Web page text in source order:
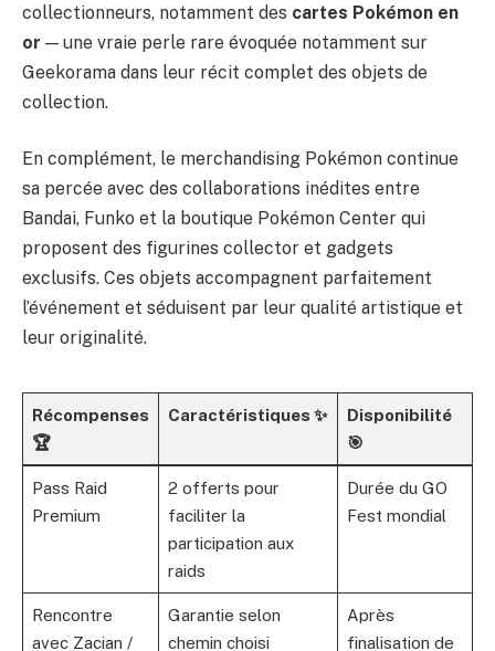
collectionneurs, notamment des cartes Pokémon en
or — une vraie perle rare évoquée notamment sur
Geekorama dans leur récit complet des objets de
collection.
En complément, le merchandising Pokémon continue
sa percée avec des collaborations inédites entre
Bandai, Funko et la boutique Pokémon Center qui
proposent des figurines collector et gadgets
exclusifs. Ces objets accompagnent parfaitement
l’événement et séduisent par leur qualité artistique et
leur originalité.
Récompenses
🏆
Caractéristiques ✨
Disponibilité
🎯
Pass Raid
Premium
2 offerts pour
faciliter la
participation aux
raids
Durée du GO
Fest mondial
Rencontre
avec Zacian /
Garantie selon
chemin choisi
Après
finalisation de